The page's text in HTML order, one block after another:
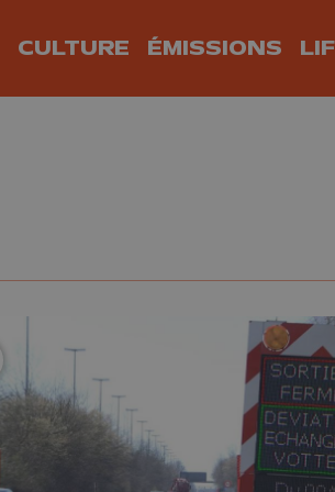
CULTURE ÉMISSIONS